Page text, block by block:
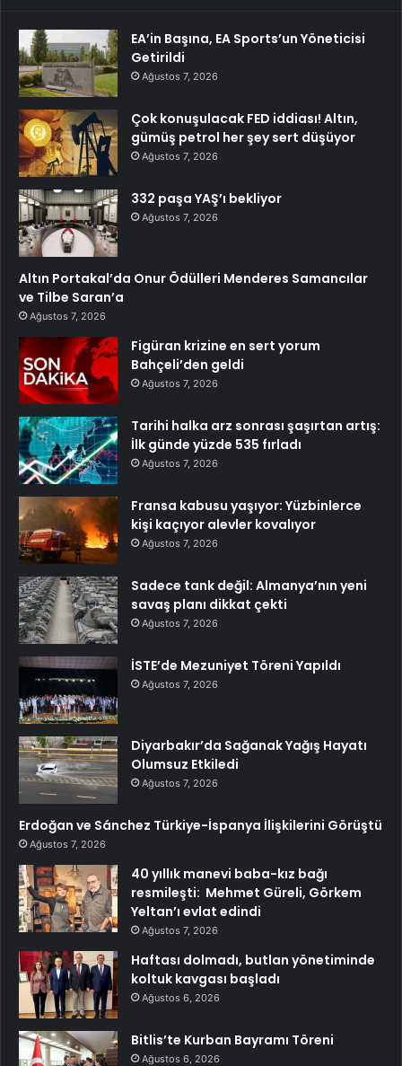
EA’in Başına, EA Sports’un Yöneticisi
Getirildi
Ağustos 7, 2026
Çok konuşulacak FED iddiası! Altın,
gümüş petrol her şey sert düşüyor
Ağustos 7, 2026
332 paşa YAŞ’ı bekliyor
Ağustos 7, 2026
Altın Portakal’da Onur Ödülleri Menderes Samancılar
ve Tilbe Saran’a
Ağustos 7, 2026
Figüran krizine en sert yorum
Bahçeli’den geldi
Ağustos 7, 2026
Tarihi halka arz sonrası şaşırtan artış:
İlk günde yüzde 535 fırladı
Ağustos 7, 2026
Fransa kabusu yaşıyor: Yüzbinlerce
kişi kaçıyor alevler kovalıyor
Ağustos 7, 2026
Sadece tank değil: Almanya’nın yeni
savaş planı dikkat çekti
Ağustos 7, 2026
İSTE’de Mezuniyet Töreni Yapıldı
Ağustos 7, 2026
Diyarbakır’da Sağanak Yağış Hayatı
Olumsuz Etkiledi
Ağustos 7, 2026
Erdoğan ve Sánchez Türkiye-İspanya İlişkilerini Görüştü
Ağustos 7, 2026
40 yıllık manevi baba-kız bağı
resmileşti: Mehmet Güreli, Görkem
Yeltan’ı evlat edindi
Ağustos 7, 2026
Haftası dolmadı, butlan yönetiminde
koltuk kavgası başladı
Ağustos 6, 2026
Bitlis’te Kurban Bayramı Töreni
Ağustos 6, 2026